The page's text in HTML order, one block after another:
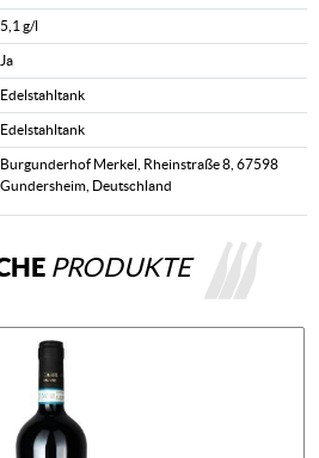
5,1 g/l
Ja
Edelstahltank
Edelstahltank
Burgunderhof Merkel, Rheinstraße 8, 67598
Gundersheim, Deutschland
PRODUKTE